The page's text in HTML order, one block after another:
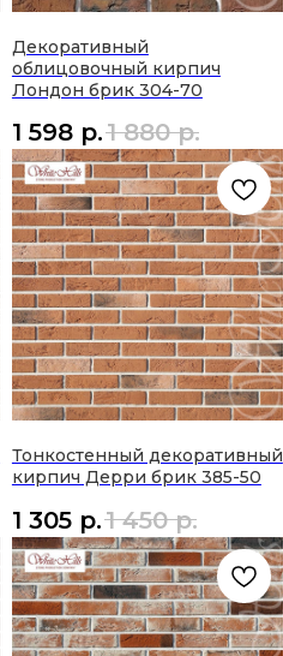
Декоративный
облицовочный кирпич
Лондон брик 304-70
1 598 р.1 880 р.
Тонкостенный декоративный
кирпич Дерри брик 385-50
1 305 р.1 450 р.